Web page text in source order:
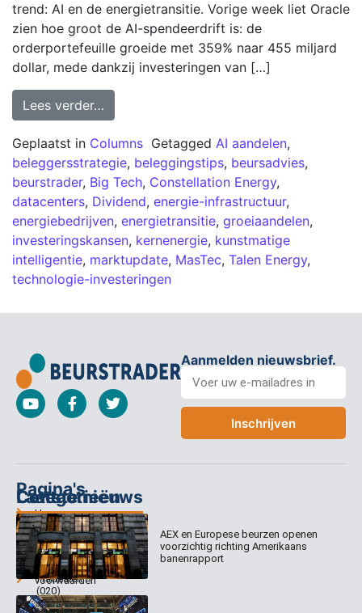
trend: AI en de energietransitie. Vorige week liet Oracle
zien hoe groot de AI-spendeerdrift is: de
orderportefeuille groeide met 359% naar 455 miljard
dollar, mede dankzij investeringen van […]
Lees verder…
Geplaatst in Columns Getagged AI aandelen,
beleggersstrategie, beleggingstips, beursadvies,
beurstrader, Big Tech, Constellation Energy,
datacenters, Dividend, energie-infrastructuur,
energiebedrijven, energietransitie, groeiaandelen,
investeringskansen, kernenergie, kunstmatige
intelligentie, marktupdate, MasTec, Talen Energy,
technologie-investeringen
Aanmelden nieuwsbrief.
Inschrijven
Pagina's
Home
Abonnementen
Dagcommentaar
Tradealert
Organisatie
Categorieën
Columns
Dagcommentaar
Algemene
voorwaarden
Disclaimer
Contact
Keizersgracht
520
1017 EK
Amsterdam
(020)
231
Laatste nieuws
AEX en Europese beurzen openen
voorzichtig richting Amerikaans
banenrapport